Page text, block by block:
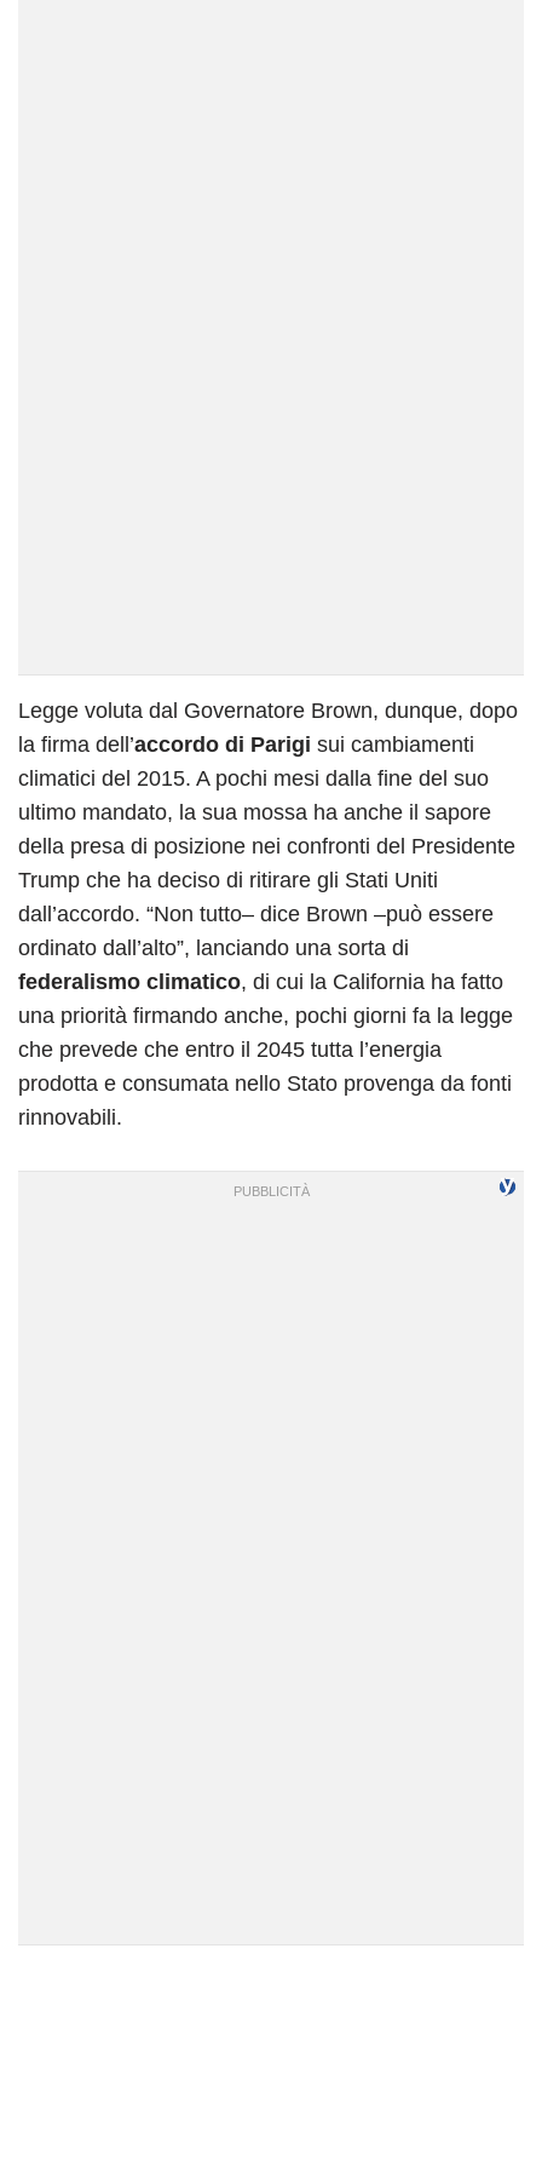
Legge voluta dal Governatore Brown, dunque, dopo
la firma dell’accordo di Parigi sui cambiamenti
climatici del 2015. A pochi mesi dalla fine del suo
ultimo mandato, la sua mossa ha anche il sapore
della presa di posizione nei confronti del Presidente
Trump che ha deciso di ritirare gli Stati Uniti
dall’accordo. “Non tutto– dice Brown –può essere
ordinato dall’alto”, lanciando una sorta di
federalismo climatico, di cui la California ha fatto
una priorità firmando anche, pochi giorni fa la legge
che prevede che entro il 2045 tutta l’energia
prodotta e consumata nello Stato provenga da fonti
rinnovabili.